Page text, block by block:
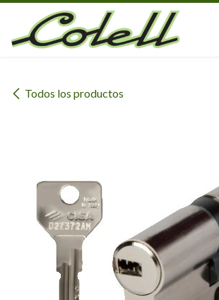
Ir al contenido
Todos los productos